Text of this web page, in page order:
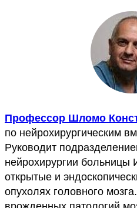
Профессор Шломо
по нейрохирургическим
Руководит
нейрохирургии больницы
открытые и
опухолях головного